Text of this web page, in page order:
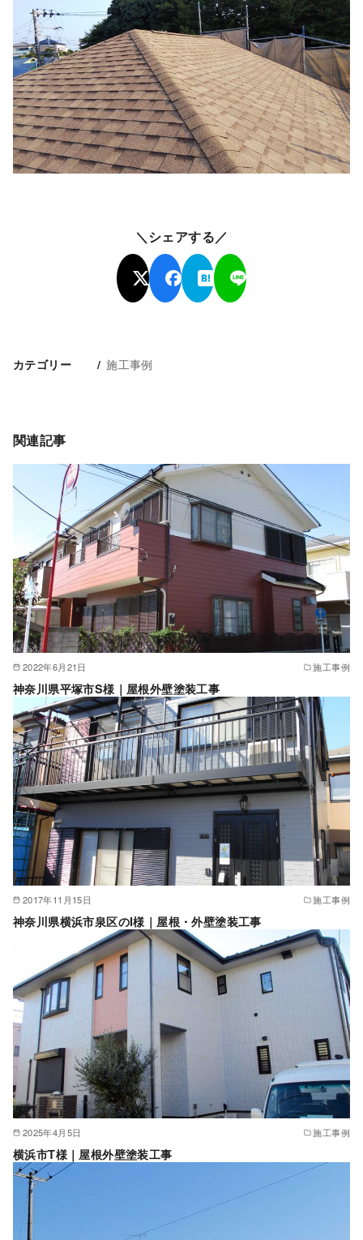
＼シェアする／
カテゴリー 施工事例
関連記事
2022年6月21日 施工事例
神奈川県平塚市S様｜屋根外壁塗装工事
2017年11月15日 施工事例
神奈川県横浜市泉区のI様｜屋根・外壁塗装工事
2025年4月5日 施工事例
横浜市T様｜屋根外壁塗装工事